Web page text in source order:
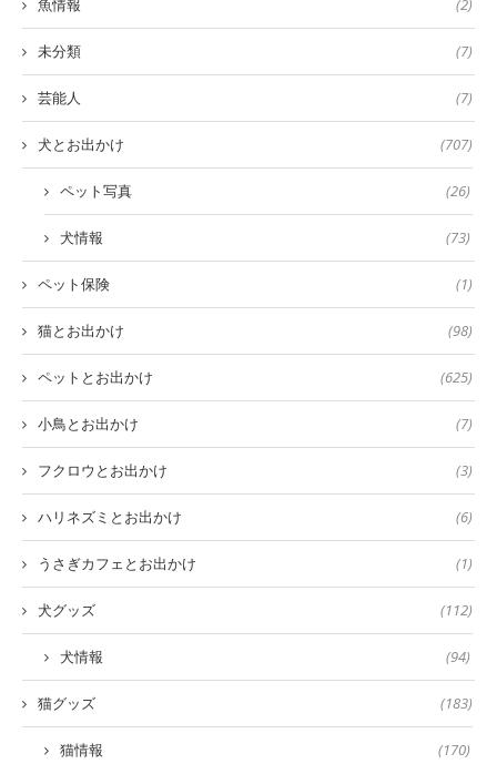
魚情報 (2)
未分類 (7)
芸能人 (7)
犬とお出かけ (707)
ペット写真 (26)
犬情報 (73)
ペット保険 (1)
猫とお出かけ (98)
ペットとお出かけ (625)
小鳥とお出かけ (7)
フクロウとお出かけ (3)
ハリネズミとお出かけ (6)
うさぎカフェとお出かけ (1)
犬グッズ (112)
犬情報 (94)
猫グッズ (183)
猫情報 (170)